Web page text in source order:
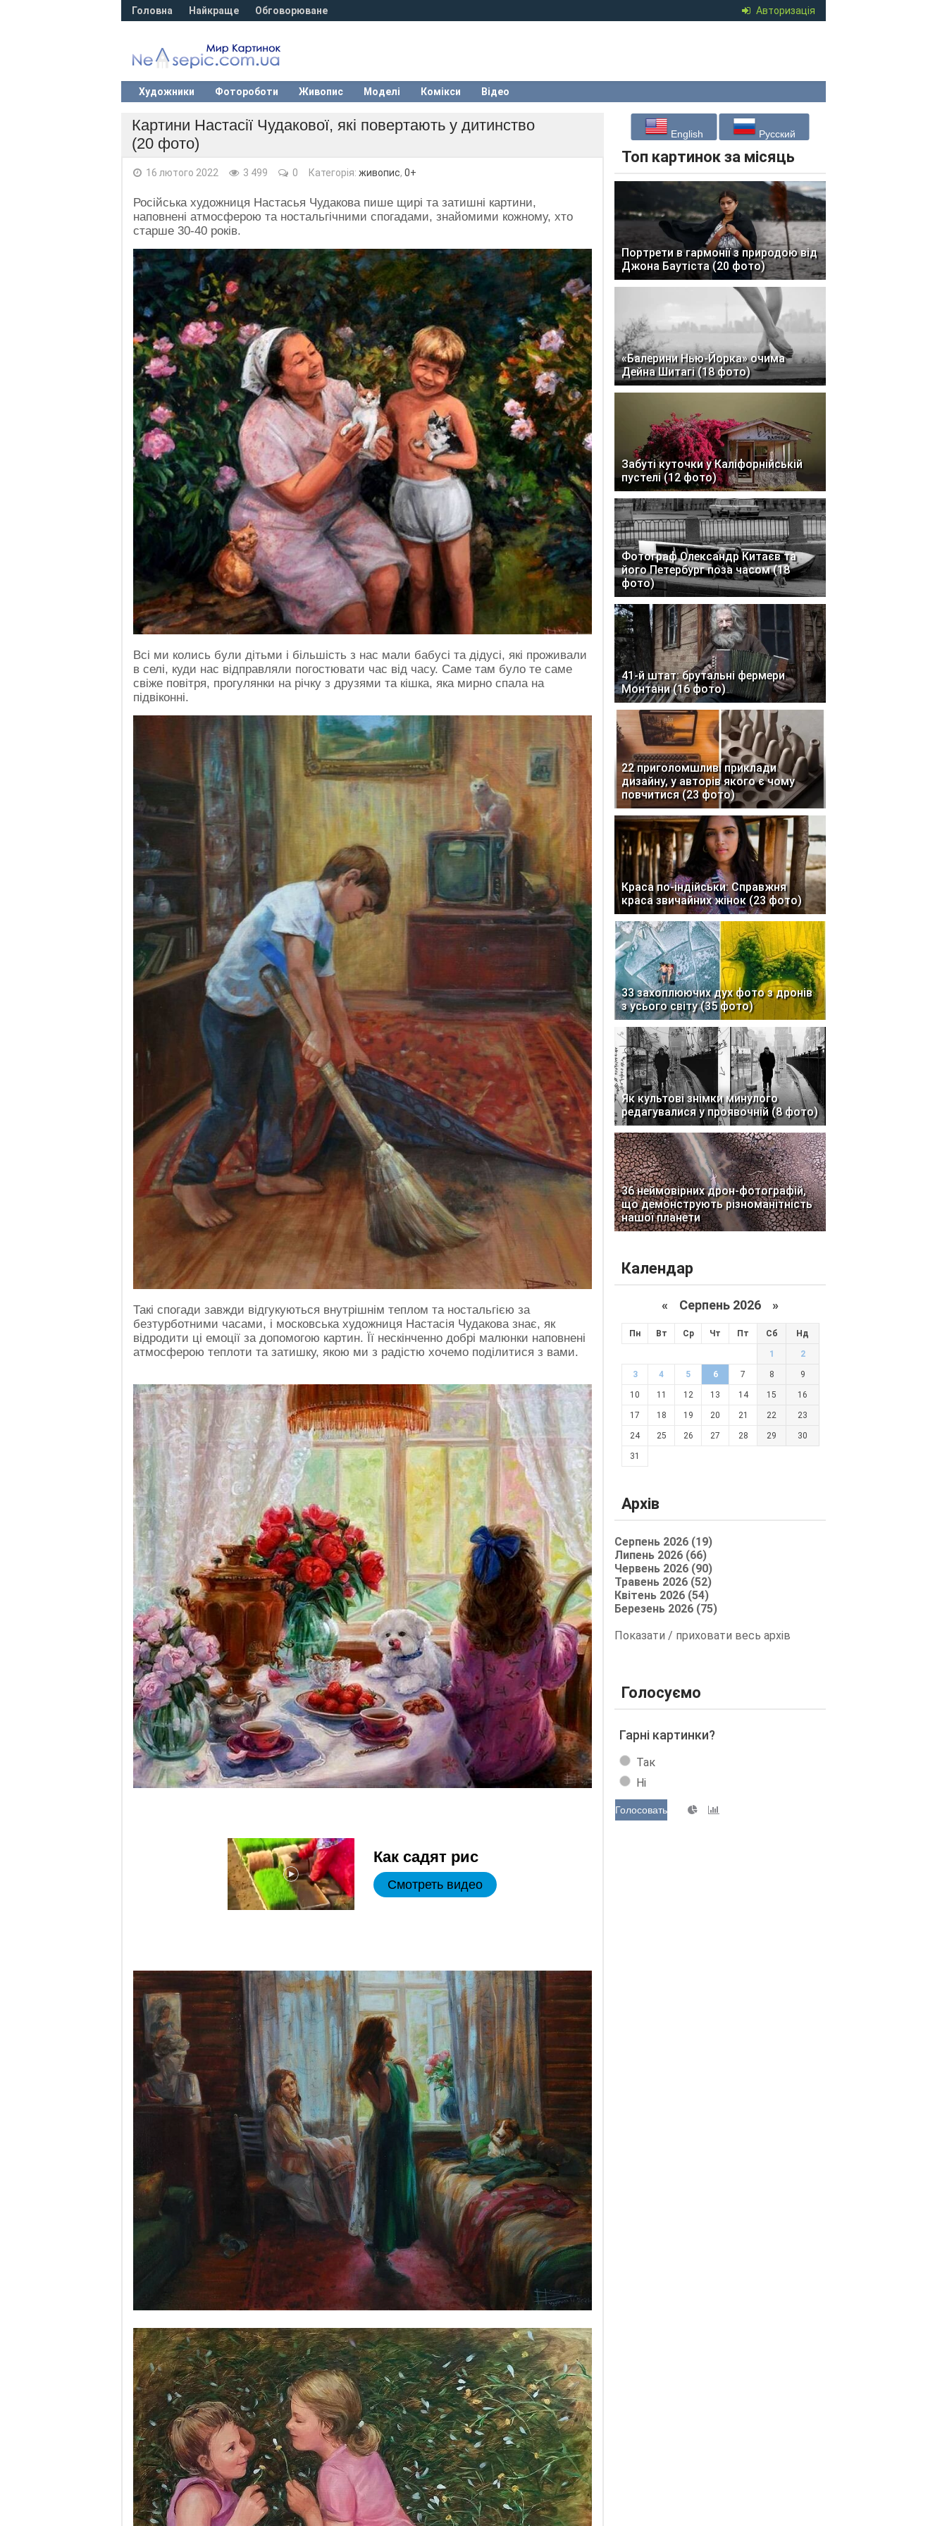
Авторизація
Головна Найкраще Обговорюване
Художники Фотороботи Живопис Моделі Комікси Відео
Картини Настасії Чудакової, які повертають у дитинство
(20 фото)
16 лютого 2022 3 499 0 Категорія: живопис, 0+
Російська художниця Настасья Чудакова пише щирі та затишні картини,
наповнені атмосферою та ностальгічними спогадами, знайомими кожному, хто
старше 30-40 років.
Всі ми колись були дітьми і більшість з нас мали бабусі та дідусі, які проживали
в селі, куди нас відправляли погостювати час від часу. Саме там було те саме
свіже повітря, прогулянки на річку з друзями та кішка, яка мирно спала на
підвіконні.
Такі спогади завжди відгукуються внутрішнім теплом та ностальгією за
безтурботними часами, і московська художниця Настасія Чудакова знає, як
відродити ці емоції за допомогою картин. Її нескінченно добрі малюнки наповнені
атмосферою теплоти та затишку, якою ми з радістю хочемо поділитися з вами.
Как садят рис
Смотреть видео
English Русский
Топ картинок за місяць
Портрети в гармонії з природою від
Джона Баутіста (20 фото)
«Балерини Нью-Йорка» очима
Дейна Шитагі (18 фото)
Забуті куточки у Каліфорнійській
пустелі (12 фото)
Фотограф Олександр Китаєв та
його Петербург поза часом (18
фото)
41-й штат: брутальні фермери
Монтани (16 фото)
22 приголомшливі приклади
дизайну, у авторів якого є чому
повчитися (23 фото)
Краса по-індійськи: Справжня
краса звичайних жінок (23 фото)
33 захоплюючих дух фото з дронів
з усього світу (35 фото)
Як культові знімки минулого
редагувалися у проявочній (8 фото)
36 неймовірних дрон-фотографій,
що демонструють різноманітність
нашої планети
Календар
« Серпень 2026 »
Пн Вт Ср Чт Пт Сб Нд
1 2
3 4 5 6 7 8 9
10 11 12 13 14 15 16
17 18 19 20 21 22 23
24 25 26 27 28 29 30
31
Архів
Серпень 2026 (19)
Липень 2026 (66)
Червень 2026 (90)
Травень 2026 (52)
Квітень 2026 (54)
Березень 2026 (75)
Показати / приховати весь архів
Голосуємо
Гарні картинки?
Так
Ні
Голосовать